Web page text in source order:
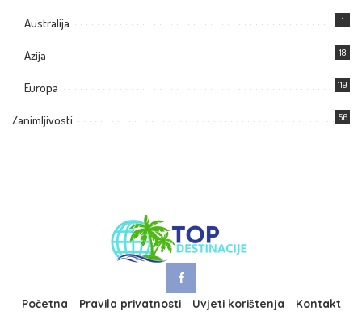
Australija 1
Azija 18
Europa 119
Zanimljivosti 56
Početna Pravila privatnosti Uvjeti korištenja Kontakt